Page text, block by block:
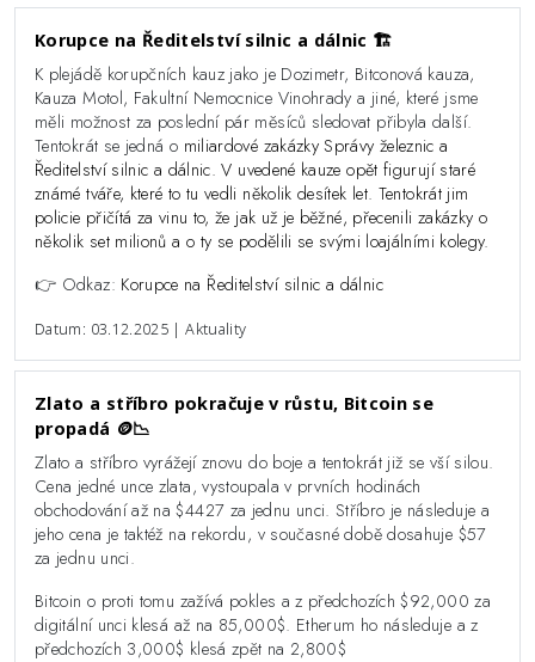
Korupce na Ředitelství silnic a dálnic 🏗️
K plejádě korupčních kauz jako je Dozimetr, Bitconová kauza,
Kauza Motol, Fakultní Nemocnice Vinohrady a jiné, které jsme
měli možnost za poslední pár měsíců sledovat přibyla další.
Tentokrát se jedná o miliardové zakázky Správy železnic a
Ředitelství silnic a dálnic. V uvedené kauze opět figurují staré
známé tváře, které to tu vedli několik desítek let. Tentokrát jim
policie přičítá za vinu to, že jak už je běžné, přecenili zakázky o
několik set milionů a o ty se podělili se svými loajálními kolegy.
👉 Odkaz: Korupce na Ředitelství silnic a dálnic
Datum: 03.12.2025 | Aktuality
Zlato a stříbro pokračuje v růstu, Bitcoin se
propadá 🪙📉
Zlato a stříbro vyrážejí znovu do boje a tentokrát již se vší silou.
Cena jedné unce zlata, vystoupala v prvních hodinách
obchodování až na $4427 za jednu unci. Stříbro je následuje a
jeho cena je taktéž na rekordu, v současné době dosahuje $57
za jednu unci.
Bitcoin o proti tomu zažívá pokles a z předchozích $92,000 za
digitální unci klesá až na 85,000$. Etherum ho následuje a z
předchozích 3,000$ klesá zpět na 2,800$